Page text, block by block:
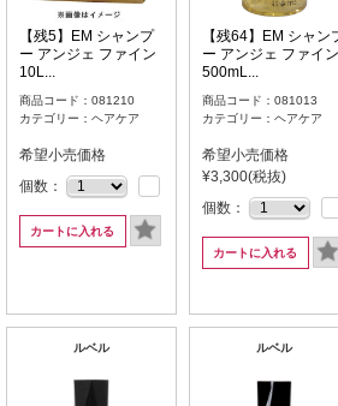
【残5】EM シャンプ
ー アンジェ ファイン
10L...
商品コード：081210
カテゴリー：ヘアケア
希望小売価格
個数：
カートに入れる
【残64】EM シャン
ー アンジェ ファイン
500mL...
商品コード：081013
カテゴリー：ヘアケア
希望小売価格
¥3,300(税抜)
個数：
カートに入れる
ルベル ルベル